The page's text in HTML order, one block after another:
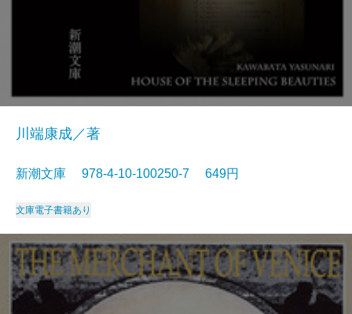
川端康成／著
新潮文庫 978-4-10-100250-7 649円
文庫電子書籍あり